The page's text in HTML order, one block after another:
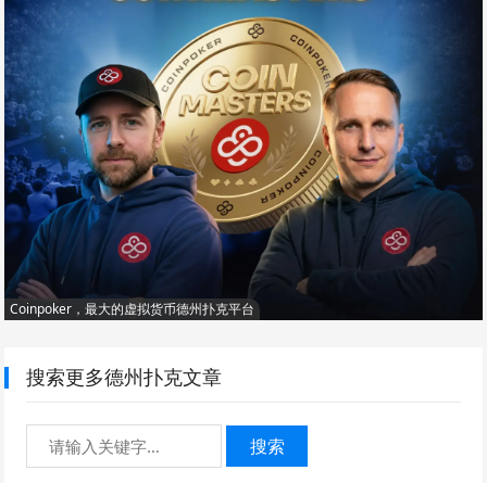
Coinpoker，最大的虚拟货币德州扑克平台
搜索更多德州扑克文章
搜索